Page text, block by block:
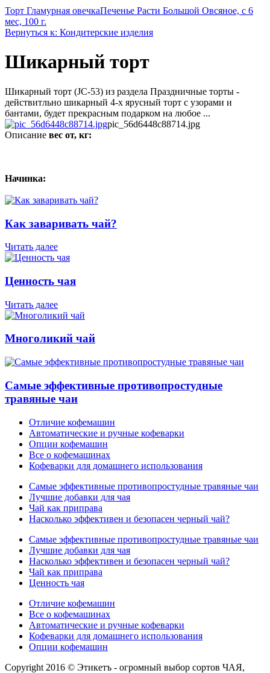
Торт Гламурная овечкаПеченье Расти Большой Овсяное, с 6
мес, 100 г.
Вернуться к: Кондитерские изделия
Шикарный торт
Шикарный торт (JC-53) из раздела Праздничные торты -
действитльно шикарный 4-х ярусный торт с узорами и
бантами, будет прекрасным подарком на любое ...
pic_56d6448c88714.jpg
Описание вес от, кг:
Начинка:
Как заваривать чай?
Читать далее
Ценность чая
Читать далее
Многоликий чай
Самые эффективные противопростудные
травяные чаи
Отличие кофемашин
Автоматические и ручные кофеварки
Опции кофемашин
Все о кофемашинах
Кофеварки для домашнего использования
Самые эффективные противопростудные травяные чаи
Лучшие добавки для чая
Чай как приправа
Насколько эффективен и безопасен черный чай?
Самые эффективные противопростудные травяные чаи
Лучшие добавки для чая
Насколько эффективен и безопасен черный чай?
Чай как приправа
Ценность чая
Отличие кофемашин
Все о кофемашинах
Автоматические и ручные кофеварки
Кофеварки для домашнего использования
Опции кофемашин
Copyright 2016 © Этикетъ - огромный выбор сортов ЧАЯ,